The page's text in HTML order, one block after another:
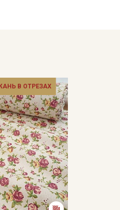
не
вашего монитора и
В ОТРЕЗАХ